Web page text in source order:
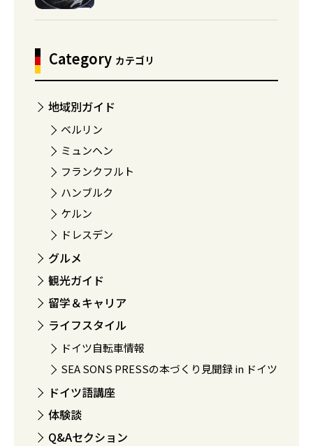
Category カテゴリ
地域別ガイド
ベルリン
ミュンヘン
フランクフルト
ハンブルク
ケルン
ドレスデン
グルメ
観光ガイド
留学＆キャリア
ライフスタイル
ドイツ自転車情報
SEA SONS PRESSの本づくり見聞録 in ドイツ
ドイツ語講座
体験談
Q&Aセクション